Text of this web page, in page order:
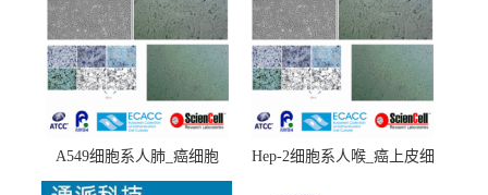
A549细胞系人肺_癌细胞
(A549细胞)
Hep-2细胞系人喉_癌上皮细